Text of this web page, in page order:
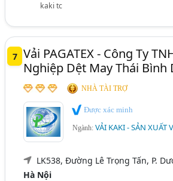
kaki tc
7 Vải PAGATEX - Công Ty
Nghiệp Dệt May Thái Bình
NHÀ TÀI TRỢ
Được xác minh
Ngành:VẢI KAKI - SẢN XUẤT
LK538, Đường Lê Trọng Tấn, P.
Hà Nội